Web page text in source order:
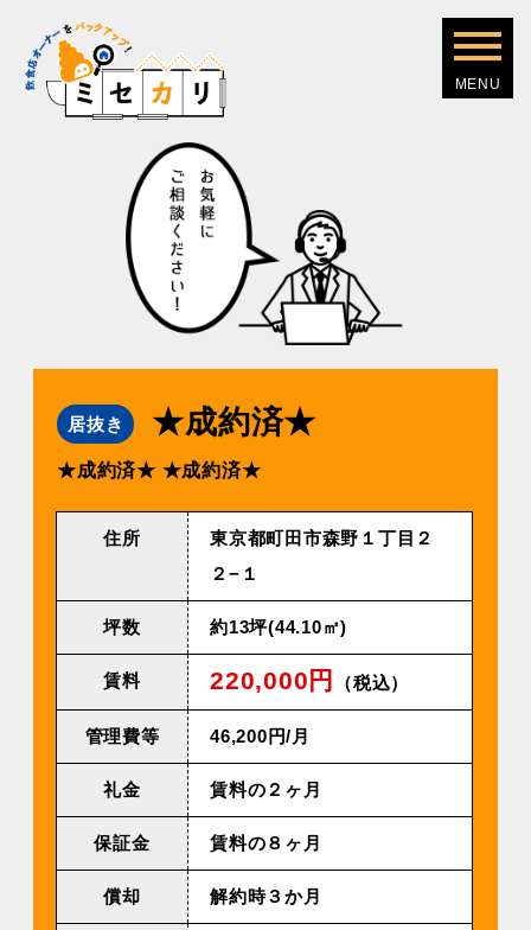
居抜き ★成約済★
★成約済★ ★成約済★
住所
東京都町田市森野１丁目２
２−１
坪数 約13坪(44.10㎡)
賃料 220,000円 （税込）
管理費等 46,200円/⽉
礼金 賃料の２ヶ月
保証金 賃料の８ヶ月
償却 解約時３か月